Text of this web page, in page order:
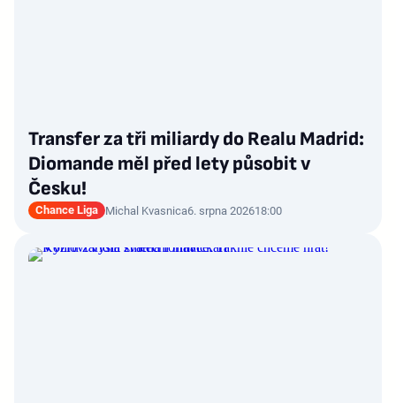
Transfer za tři miliardy do Realu Madrid:
Diomande měl před lety působit v
Česku!
Chance Liga Michal Kvasnica6. srpna 202618:00